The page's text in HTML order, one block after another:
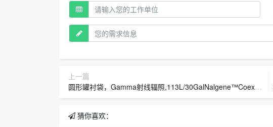
上一篇
圆形罐衬袋，Gamma射线辐照,113L/30GalNalgene™Coex多层聚乙烯薄膜罐内衬货号343050-0030
猜你喜欢：